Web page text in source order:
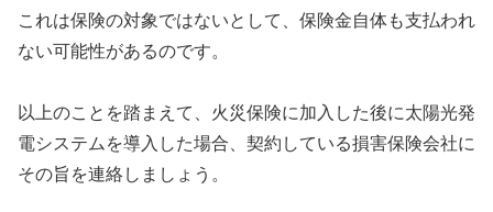
これは保険の対象ではないとして、保険金自体も支払われ
ない可能性があるのです。
以上のことを踏まえて、火災保険に加入した後に太陽光発
電システムを導入した場合、契約している損害保険会社に
その旨を連絡しましょう。